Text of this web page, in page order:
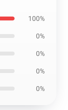
100%
0%
0%
0%
0%